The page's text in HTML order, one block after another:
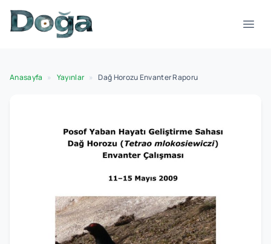
İçeriğe geç
Anasayfa » Yayınlar » Dağ Horozu Envanter Raporu